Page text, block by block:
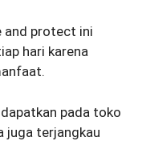
and protect ini
hari karena
pada toko
juga terjangkau